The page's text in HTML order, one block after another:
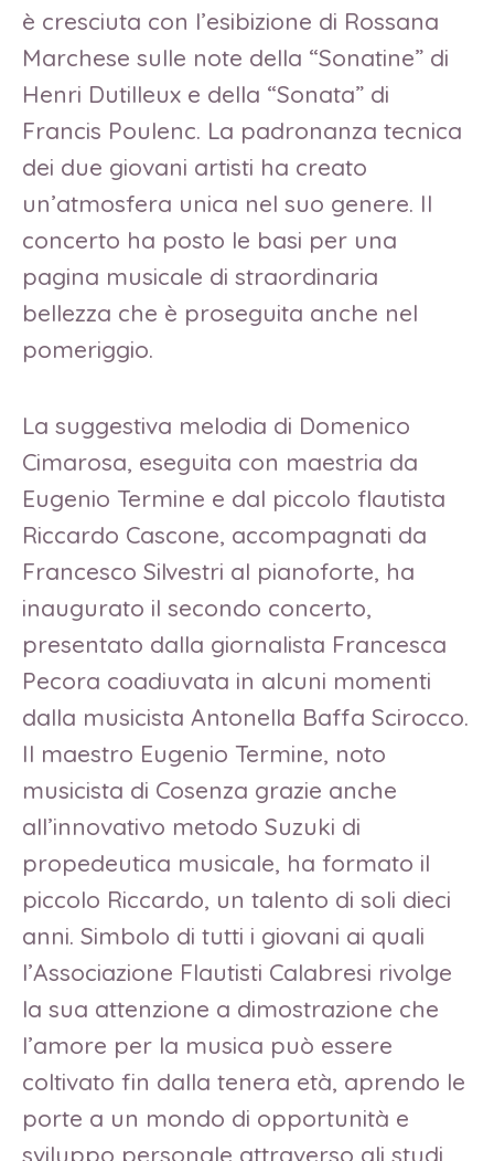
è cresciuta con l’esibizione di Rossana
Marchese sulle note della “Sonatine” di
Henri Dutilleux e della “Sonata” di
Francis Poulenc. La padronanza tecnica
dei due giovani artisti ha creato
un’atmosfera unica nel suo genere. Il
concerto ha posto le basi per una
pagina musicale di straordinaria
bellezza che è proseguita anche nel
pomeriggio.
La suggestiva melodia di Domenico
Cimarosa, eseguita con maestria da
Eugenio Termine e dal piccolo flautista
Riccardo Cascone, accompagnati da
Francesco Silvestri al pianoforte, ha
inaugurato il secondo concerto,
presentato dalla giornalista Francesca
Pecora coadiuvata in alcuni momenti
dalla musicista Antonella Baffa Scirocco.
Il maestro Eugenio Termine, noto
musicista di Cosenza grazie anche
all’innovativo metodo Suzuki di
propedeutica musicale, ha formato il
piccolo Riccardo, un talento di soli dieci
anni. Simbolo di tutti i giovani ai quali
l’Associazione Flautisti Calabresi rivolge
la sua attenzione a dimostrazione che
l’amore per la musica può essere
coltivato fin dalla tenera età, aprendo le
porte a un mondo di opportunità e
sviluppo personale attraverso gli studi